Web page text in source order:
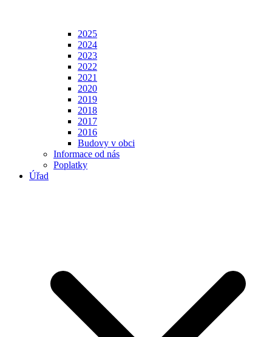
2025
2024
2023
2022
2021
2020
2019
2018
2017
2016
Budovy v obci
Informace od nás
Poplatky
Úřad